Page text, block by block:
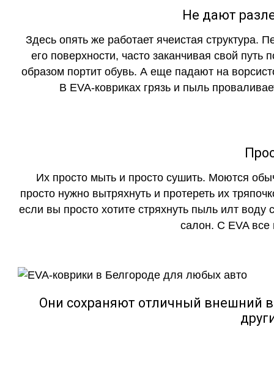
Не дают
Здесь опять же работает ячеистая структура.
его поверхности, часто заканчивая свой
образом портит обувь. А еще падают на
В EVA-ковриках грязь и пыль
Их просто мыть и просто сушить. Моются
просто нужно вытряхнуть и протереть их
если вы просто хотите стряхнуть пыль илт воду
салон. С EVA все
Они сохраняют отличный внешний